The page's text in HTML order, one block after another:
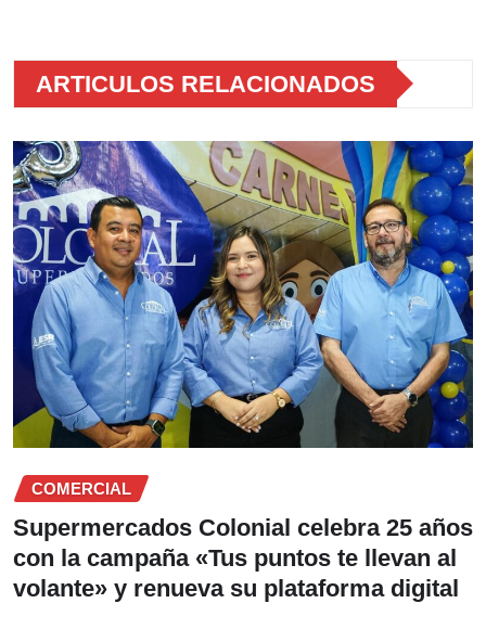
ARTICULOS RELACIONADOS
COMERCIAL
Supermercados Colonial celebra 25 años
con la campaña «Tus puntos te llevan al
volante» y renueva su plataforma digital